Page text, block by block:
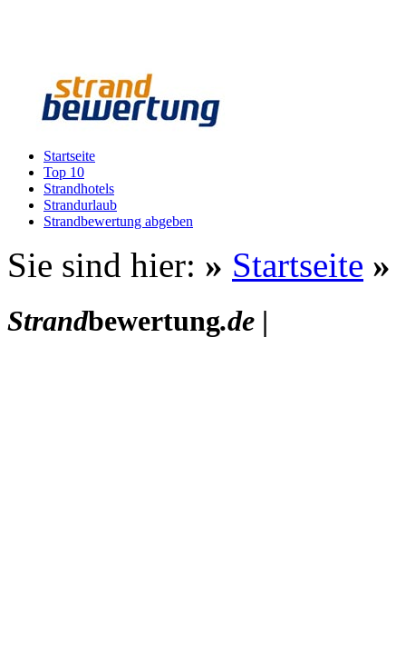
Startseite
Top 10
Strandhotels
Strandurlaub
Strandbewertung abgeben
Sie sind hier: » Startseite »
Strandbewertung.de |